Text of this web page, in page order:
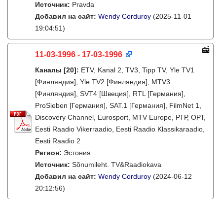
Источник: Pravda
Добавил на сайт: Wendy Corduroy (2025-11-01
19:04:51)
11-03-1996 - 17-03-1996
Каналы [20]: ETV, Kanal 2, TV3, Tipp TV, Yle TV1
[Финляндия], Yle TV2 [Финляндия], MTV3
[Финляндия], SVT4 [Швеция], RTL [Германия],
ProSieben [Германия], SAT.1 [Германия], FilmNet 1,
Discovery Channel, Eurosport, MTV Europe, РТР, ОРТ,
Eesti Raadio Vikerraadio, Eesti Raadio Klassikaraadio,
Eesti Raadio 2
Регион: Эстония
Источник: Sõnumileht. TV&Raadiokava
Добавил на сайт: Wendy Corduroy (2024-06-12
20:12:56)